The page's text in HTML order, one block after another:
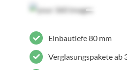
Einbautiefe 80 mm
Verglasungspakete ab